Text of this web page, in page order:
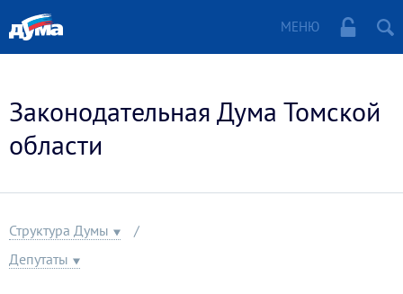
МЕНЮ
Законодательная Дума Томской
области
Структура Думы
Депутаты